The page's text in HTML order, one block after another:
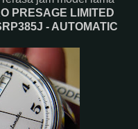
PRESAGE LIMITED
- AUTOMATIC